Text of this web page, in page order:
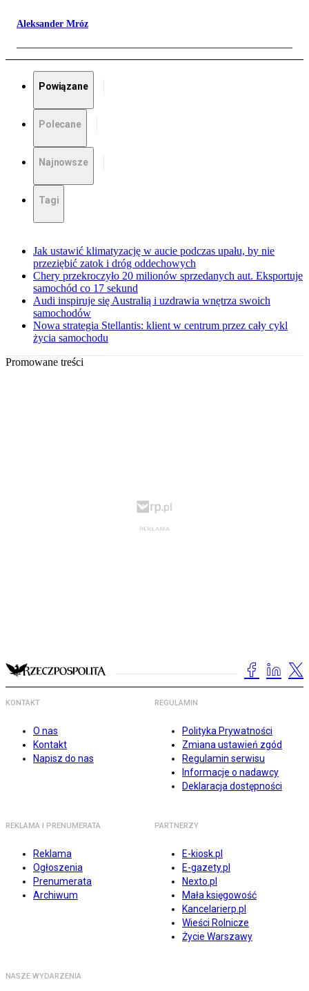
Aleksander Mróz
Powiązane
Polecane
Najnowsze
Tagi
Jak ustawić klimatyzację w aucie podczas upału, by nie
przeziębić zatok i dróg oddechowych
Chery przekroczyło 20 milionów sprzedanych aut. Eksportuje
samochód co 17 sekund
Audi inspiruje się Australią i uzdrawia wnętrza swoich
samochodów
Nowa strategia Stellantis: klient w centrum przez cały cykl
życia samochodu
Promowane treści
KONTAKT
O nas
Kontakt
Napisz do nas
REGULAMIN
Polityka Prywatności
Zmiana ustawień zgód
Regulamin serwisu
Informacje o nadawcy
Deklaracja dostępności
REKLAMA I PRENUMERATA
Reklama
Ogłoszenia
Prenumerata
Archiwum
PARTNERZY
E-kiosk.pl
E-gazety.pl
Nexto.pl
Mała księgowość
Kancelarierp.pl
Wieści Rolnicze
Życie Warszawy
NASZE WYDARZENIA